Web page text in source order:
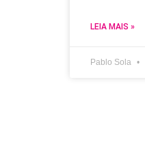
LEIA MAIS »
Pablo Sola